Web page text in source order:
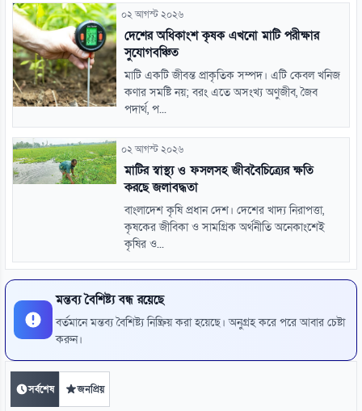
০২ আগস্ট ২০২৬
দেশের অধিকাংশ কৃষক এখনো মাটি পরীক্ষার
সুযোগবঞ্চিত
মাটি একটি জীবন্ত প্রাকৃতিক সম্পদ। এটি কেবল খনিজ
কণার সমষ্টি নয়; বরং এতে অসংখ্য অণুজীব, জৈব
পদার্থ, প...
০২ আগস্ট ২০২৬
মাটির স্বাস্থ্য ও ফসলসহ জীববৈচিত্র্যের ক্ষতি
করছে জলাবদ্ধতা
বাংলাদেশ কৃষি প্রধান দেশ। দেশের খাদ্য নিরাপত্তা,
কৃষকের জীবিকা ও সামগ্রিক অর্থনীতি অনেকাংশেই
কৃষির ও...
মন্তব্য বৈশিষ্ট্য বন্ধ রয়েছে
বর্তমানে মন্তব্য বৈশিষ্ট্য নিষ্ক্রিয় করা হয়েছে। অনুগ্রহ করে পরে আবার চেষ্টা
করুন।
সর্বশেষ জনপ্রিয়